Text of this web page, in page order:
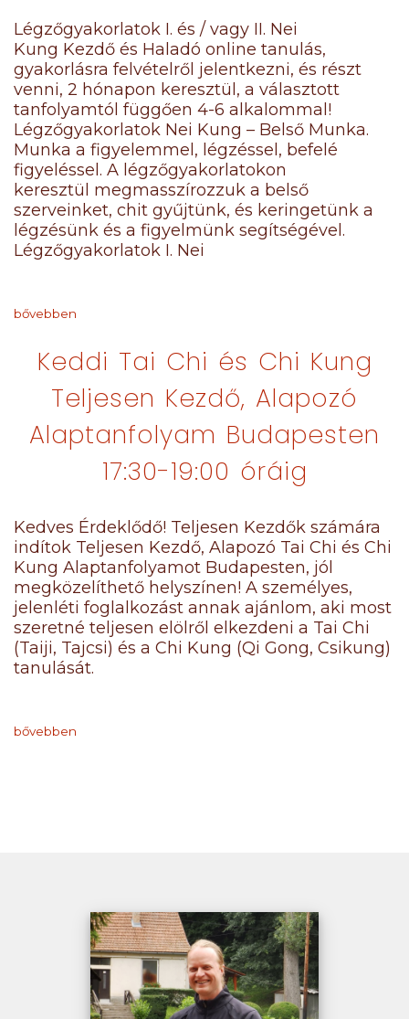
Légzőgyakorlatok I. és / vagy II. Nei
Kung Kezdő és Haladó online tanulás,
gyakorlásra felvételről jelentkezni, és részt
venni, 2 hónapon keresztül, a választott
tanfolyamtól függően 4-6 alkalommal!
Légzőgyakorlatok Nei Kung – Belső Munka.
Munka a figyelemmel, légzéssel, befelé
figyeléssel. A légzőgyakorlatokon
keresztül megmasszírozzuk a belső
szerveinket, chit gyűjtünk, és keringetünk a
légzésünk és a figyelmünk segítségével.
Légzőgyakorlatok I. Nei
bővebben
Keddi Tai Chi és Chi Kung
Teljesen Kezdő, Alapozó
Alaptanfolyam Budapesten
17:30-19:00 óráig
Kedves Érdeklődő! Teljesen Kezdők számára
indítok Teljesen Kezdő, Alapozó Tai Chi és Chi
Kung Alaptanfolyamot Budapesten, jól
megközelíthető helyszínen! A személyes,
jelenléti foglalkozást annak ajánlom, aki most
szeretné teljesen elölről elkezdeni a Tai Chi
(Taiji, Tajcsi) és a Chi Kung (Qi Gong, Csikung)
tanulását.
bővebben